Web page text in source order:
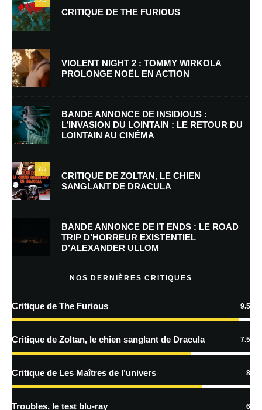
Nom*
E-mail* Site web
Enregistrer mon nom, mon e-mail et mon site dans le navigateur pour
mon prochain commentaire.
Prévenez-moi de tous les nouveaux commentaires par e-mail.
En savoir
traitées
CRITIQUE DE THE FURIOUS
VIOLENT NIGHT 2 : TOMMY WIRKOLA
PROLONGE NOËL EN ACTION
BANDE ANNONCE DE INSIDIOUS :
L’INVASION DU LOINTAIN : LE RETOUR DU
LOINTAIN AU CINÉMA
7.5
CRITIQUE DE ZOLTAN, LE CHIEN
SANGLANT DE DRACULA
BANDE ANNONCE DE IT ENDS : LE ROAD
TRIP D’HORREUR EXISTENTIEL
D’ALEXANDER ULLOM
NOS DERNIÈRES CRITIQUES
Critique de The Furious 9.5
Critique de Zoltan, le chien sanglant de Dracula 7.5
Critique de Les Maîtres de l’univers 8
Troubles, le test blu-ray 6